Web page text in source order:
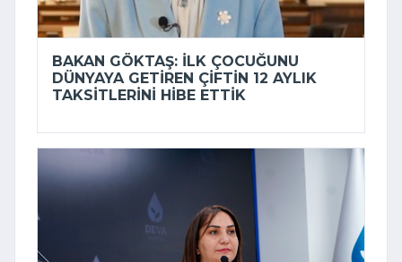
BAKAN GÖKTAŞ: İLK ÇOCUĞUNU
DÜNYAYA GETIREN ÇIFTIN 12 AYLIK
TAKSITLERINI HIBE ETTIK